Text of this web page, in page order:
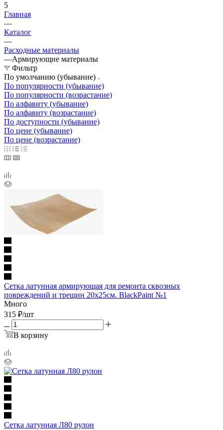
5
Главная
—
Каталог
—
Расходные материалы
—Армирующие материалы
Фильтр
По умолчанию (убывание)
По популярности (убывание)
По популярности (возрастание)
По алфавиту (убывание)
По алфавиту (возрастание)
По доступности (убывание)
По цене (убывание)
По цене (возрастание)
Сетка латунная армирующая для ремонта сквозных
повреждений и трещин 20х25см. BlackPaint №1
Много
315 ₽/шт
В корзину
Сетка латунная Л80 рулон